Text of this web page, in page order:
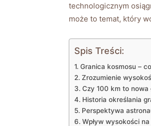
technologicznym
może to temat, który
Spis Treści:
Granica kosmosu –
Zrozumienie
Czy 100 km to nowa
Historia określania
Perspektywa
Wpływ wysokości